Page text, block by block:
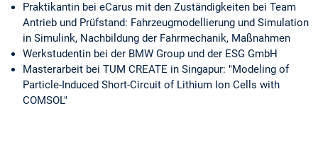
Praktikantin bei eCarus mit den Zuständigkeiten bei Team
Antrieb und Prüfstand: Fahrzeugmodellierung und Simulation
in Simulink, Nachbildung der Fahrmechanik, Maßnahmen
Werkstudentin bei der BMW Group und der ESG GmbH
Masterarbeit bei TUM CREATE in Singapur: "Modeling of
Particle-Induced Short-Circuit of Lithium Ion Cells with
COMSOL"